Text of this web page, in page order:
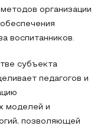
организации
воспитанников.
субъекта
педагогов и
моделей и
позволяющей